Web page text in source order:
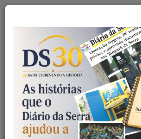
Faça sua pesquisa...